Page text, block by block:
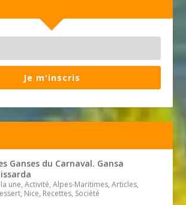
Je m'inscris
Ganses du Carnaval. Gansa
une, Activité, Alpes-Maritimes, Articles,
Nice, Recettes, Société